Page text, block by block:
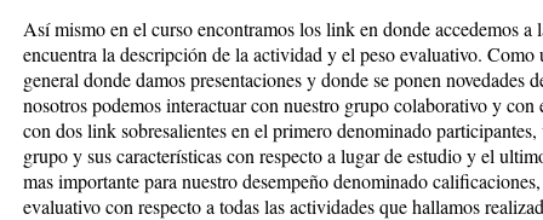
Así mismo en el curso encontramos los link en donde accedemos a
encuentra la descripción de la actividad y el peso evaluativo.
general donde damos presentaciones y donde se ponen novedades
nosotros podemos interactuar con nuestro grupo colaborativo y
con dos link sobresalientes en el primero denominado
grupo y sus características con respecto a lugar de estudio y el
mas importante para nuestro desempeño denominado
evaluativo con respecto a todas las actividades que hallamos